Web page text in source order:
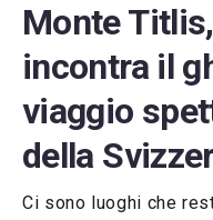
Monte
incontra il
viaggio
della
Ci sono luoghi che